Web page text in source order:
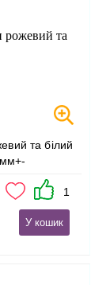
1
У кошик